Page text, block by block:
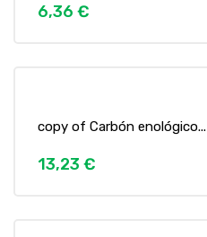
6,36 €
copy of Carbón enológico...
13,23 €